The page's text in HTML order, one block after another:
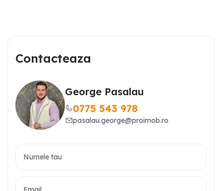
Contacteaza
George Pasalau
0775 543 978
pasalau.george@proimob.ro